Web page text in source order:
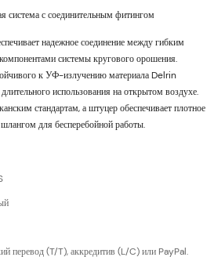
система с соединительным фитингом
надежное соединение между гибким
системы кругового орошения.
к УФ-излучению материала Delrin
использования на открытом воздухе.
стандартам, а штуцер обеспечивает плотное
для бесперебойной работы.
перевод (T/T), аккредитив (L/C) или PayPal.